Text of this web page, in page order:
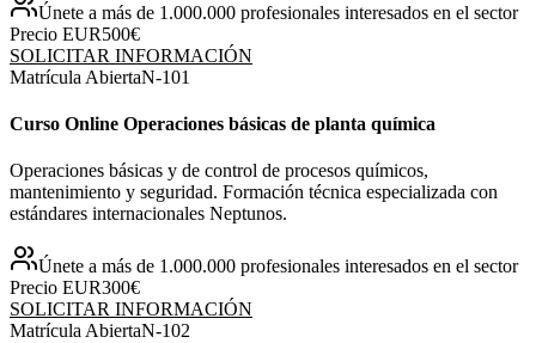
Únete a más de 1.000.000 profesionales interesados en el sector
Precio EUR500€
SOLICITAR INFORMACIÓN
Matrícula AbiertaN-101
Curso Online Operaciones básicas de planta química
Operaciones básicas y de control de procesos químicos,
mantenimiento y seguridad. Formación técnica especializada con
estándares internacionales Neptunos.
Únete a más de 1.000.000 profesionales interesados en el sector
Precio EUR300€
SOLICITAR INFORMACIÓN
Matrícula AbiertaN-102